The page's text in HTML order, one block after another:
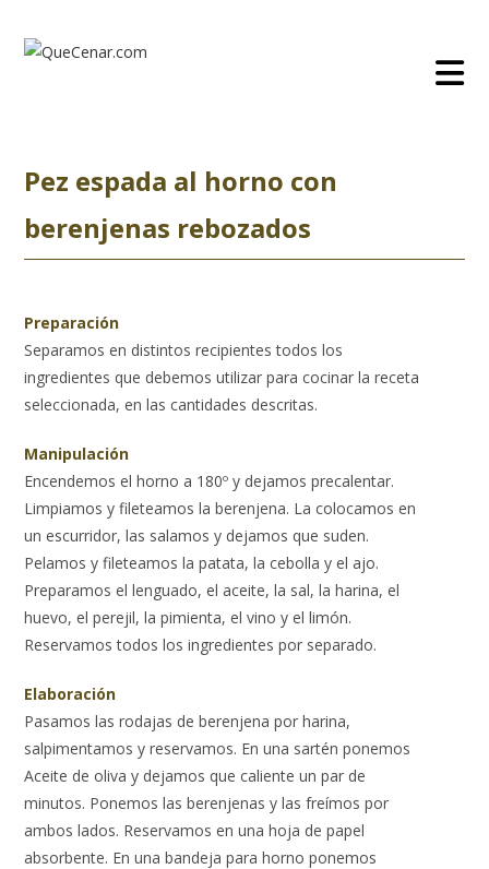
contenido
Pez espada al horno con
berenjenas rebozados
Preparación
Separamos en distintos recipientes todos los
ingredientes que debemos utilizar para cocinar la receta
seleccionada, en las cantidades descritas.
Manipulación
Encendemos el horno a 180º y dejamos precalentar.
Limpiamos y fileteamos la berenjena. La colocamos en
un escurridor, las salamos y dejamos que suden.
Pelamos y fileteamos la patata, la cebolla y el ajo.
Preparamos el lenguado, el aceite, la sal, la harina, el
huevo, el perejil, la pimienta, el vino y el limón.
Reservamos todos los ingredientes por separado.
Elaboración
Pasamos las rodajas de berenjena por harina,
salpimentamos y reservamos. En una sartén ponemos
Aceite de oliva y dejamos que caliente un par de
minutos. Ponemos las berenjenas y las freímos por
ambos lados. Reservamos en una hoja de papel
absorbente. En una bandeja para horno ponemos